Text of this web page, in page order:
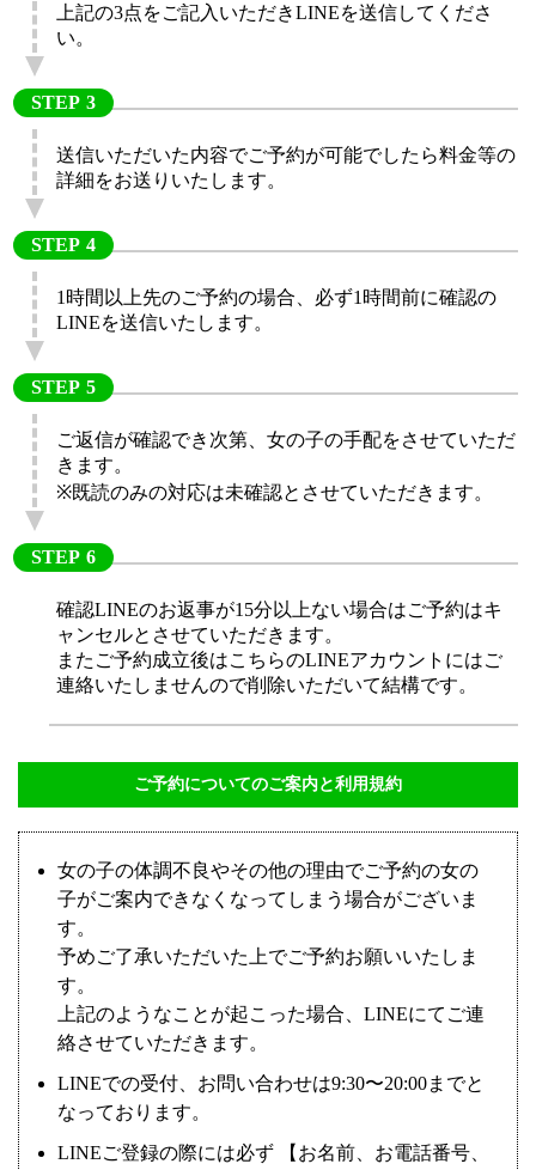
上記の3点をご記入いただきLINEを送信してくださ
い。
STEP
送信いただいた内容でご予約が可能でしたら料金等の
詳細をお送りいたします。
STEP
1時間以上先のご予約の場合、必ず1時間前に確認の
LINEを送信いたします。
STEP
ご返信が確認でき次第、女の子の手配をさせていただ
きます。
※既読のみの対応は未確認とさせていただきます。
STEP
確認LINEのお返事が15分以上ない場合はご予約はキ
ャンセルとさせていただきます。
またご予約成立後はこちらのLINEアカウントにはご
連絡いたしませんので削除いただいて結構です。
ご予約についてのご案内と利用規約
女の子の体調不良やその他の理由でご予約の女の
子がご案内できなくなってしまう場合がございま
す。
予めご了承いただいた上でご予約お願いいたしま
す。
上記のようなことが起こった場合、LINEにてご連
絡させていただきます。
LINEでの受付、お問い合わせは9:30〜20:00までと
なっております。
LINEご登録の際には必ず 【お名前、お電話番号、